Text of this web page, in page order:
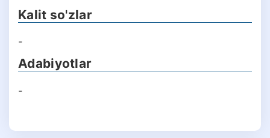
Kalit so'zlar
-
Adabiyotlar
-